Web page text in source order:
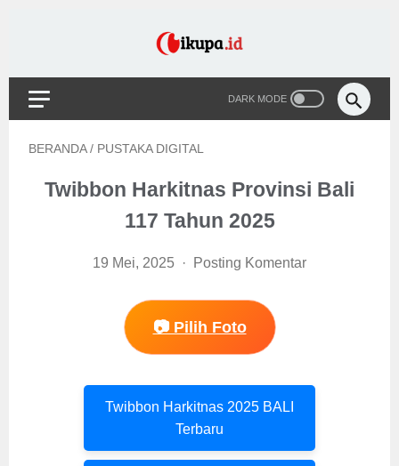
BERANDA / PUSTAKA DIGITAL
Twibbon Harkitnas Provinsi Bali
117 Tahun 2025
19 Mei, 2025 Posting Komentar
📷 Pilih Foto
Twibbon Harkitnas 2025 BALI
Terbaru